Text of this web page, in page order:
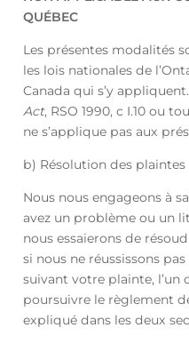
QUÉBEC
Les présentes modalités
les lois nationales de
Canada qui s’y appliquent.
Act, RSO 1990, c I.10 ou
ne s’applique pas aux
b) Résolution des plaintes
Nous nous engageons à
avez un problème ou un
nous essaierons de
si nous ne réussissons
suivant votre plainte, l’un
poursuivre le règlement
expliqué dans les deux